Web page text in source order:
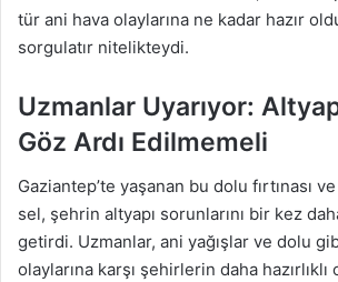
tür ani hava olaylarına ne kadar hazır
sorgulatır nitelikteydi.
Uzmanlar Uyarıyor:
Göz Ardı Edilmemeli
Gaziantep’te yaşanan bu dolu fırtınası
sel, şehrin altyapı sorunlarını bir kez
getirdi. Uzmanlar, ani yağışlar ve dolu
olaylarına karşı şehirlerin daha